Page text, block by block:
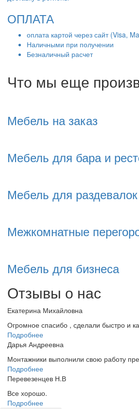
ОПЛАТА
оплата картой через сайт (Visa,
Наличными при получении
Безналичный расчет
Что мы еще
Мебель на заказ
Мебель для бара и
Мебель для раздевалок
Межкомнатные
Мебель для бизнеса
Отзывы о нас
Екатерина Михайловна
Огромное спасибо , сделали быстро и
Подробнее
Дарья Андреевна
Монтажники выполнили свою работу
Подробнее
Перевезенцев Н.В
Все хорошо.
Подробнее